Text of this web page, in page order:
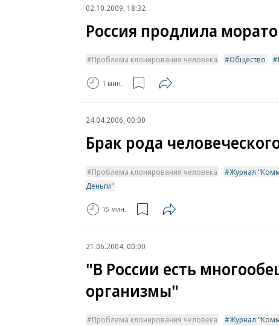
02.10.2009, 18:32
Россия продлила
Проблема клонирования человека Общество
1 мин.
24.04.2006, 00:00
Брак рода
Проблема клонирования человека Журнал
Деньги"
15 мин.
21.06.2004, 00:00
"В России есть
организмы"
Проблема клонирования человека Журнал